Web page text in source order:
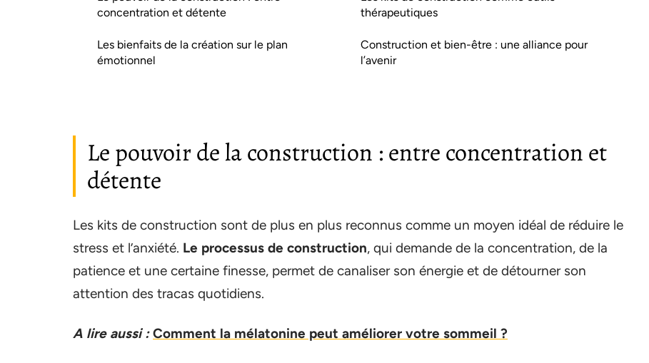
concentration et détente
Les bienfaits de la création sur le plan
émotionnel
thérapeutiques
Construction et bien-être : une alliance pour
l’avenir
Le pouvoir de la construction : entre concentration et
détente
Les kits de construction sont de plus en plus reconnus comme un moyen idéal de réduire le
stress et l’anxiété. Le processus de construction, qui demande de la concentration, de la
patience et une certaine finesse, permet de canaliser son énergie et de détourner son
attention des tracas quotidiens.
A lire aussi : Comment la mélatonine peut améliorer votre sommeil ?